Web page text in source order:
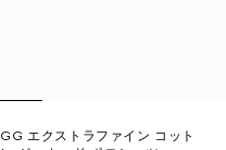
GG エクストラファイン コット